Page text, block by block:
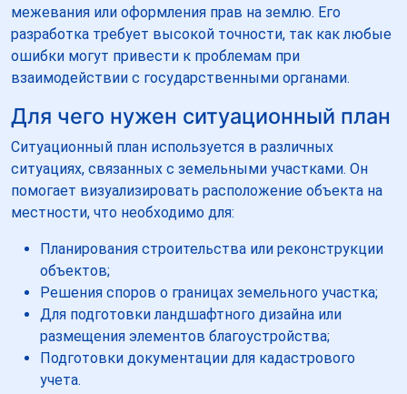
межевания или оформления прав на землю. Его
разработка требует высокой точности, так как любые
ошибки могут привести к проблемам при
взаимодействии с государственными органами.
Для чего нужен ситуационный план
Ситуационный план используется в различных
ситуациях, связанных с земельными участками. Он
помогает визуализировать расположение объекта на
местности, что необходимо для:
Планирования строительства или реконструкции
объектов;
Решения споров о границах земельного участка;
Для подготовки ландшафтного дизайна или
размещения элементов благоустройства;
Подготовки документации для кадастрового
учета.